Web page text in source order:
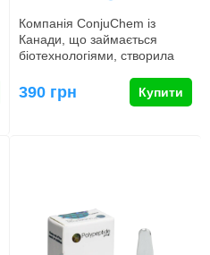
Компанія ConjuChem із
Канади, що займається
біотехнологіями, створила
році, а…
390 грн Купити